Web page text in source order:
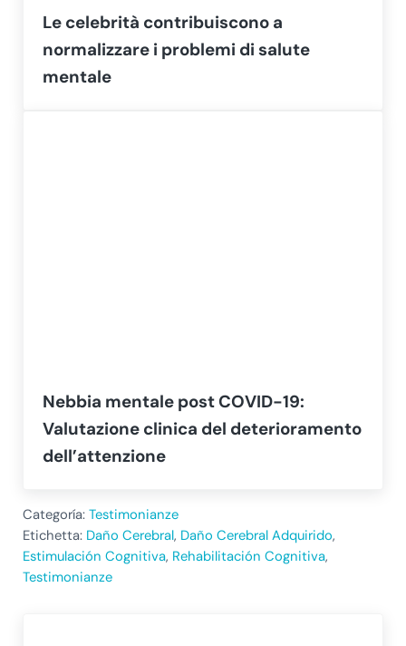
Le celebrità contribuiscono a
normalizzare i problemi di salute
mentale
Nebbia mentale post COVID-19:
Valutazione clinica del deterioramento
dell’attenzione
Categoría: Testimonianze
Etichetta: Daño Cerebral, Daño Cerebral Adquirido,
Estimulación Cognitiva, Rehabilitación Cognitiva,
Testimonianze